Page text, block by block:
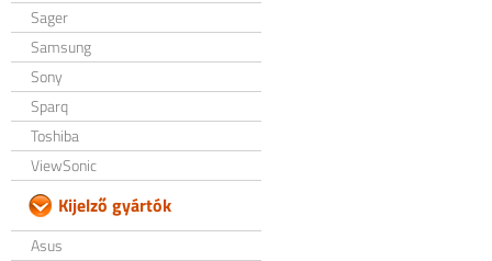
Sager
Samsung
Sony
Sparq
Toshiba
ViewSonic
Kijelző gyártók
Asus